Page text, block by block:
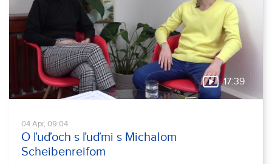
17:39
04.Apr, 09:04
O ľuďoch s ľuďmi s Michalom
Scheibenreifom